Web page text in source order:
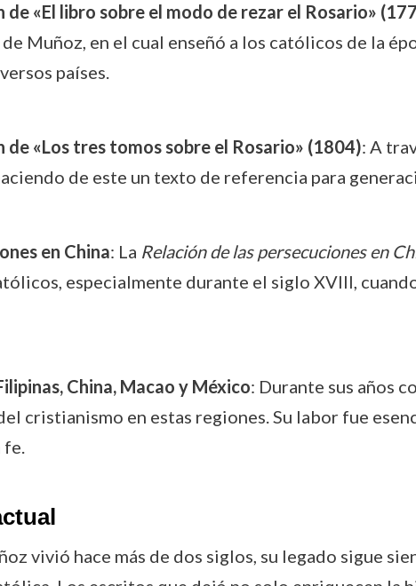
de «El libro sobre el modo de rezar el Rosario»
Muñoz, en el cual enseñó a los católicos de la
países.
de «Los tres tomos sobre el Rosario» (1804): A
de este un texto de referencia para
en China: La Relación de las persecuciones en
especialmente durante el siglo XVIII,
China, Macao y México: Durante sus años
cristianismo en estas regiones. Su labor fue
fe.
vivió hace más de dos siglos, su legado sigue